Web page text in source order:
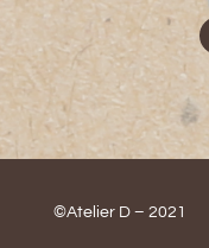
©Atelier D – 2021